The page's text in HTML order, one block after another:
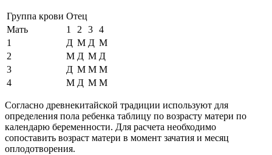
Группа крови Отец
Мать
1 2 3 4
1
Д М Д М
2
М Д М Д
3
Д М М М
4
М Д М М
Согласно древнекитайской традиции используют для
определения пола ребенка таблицу по возрасту матери по
календарю беременности. Для расчета необходимо
сопоставить возраст матери в момент зачатия и месяц
оплодотворения.